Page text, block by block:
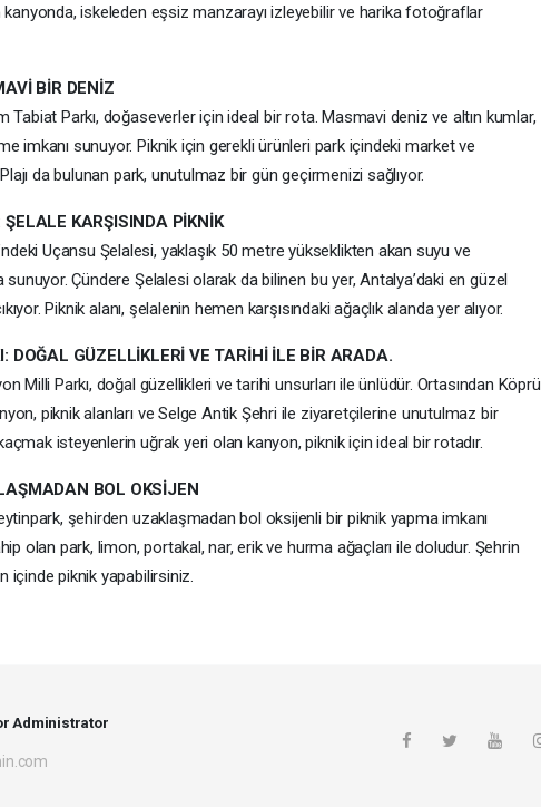
iskeleden eşsiz manzarayı izleyebilir ve harika fotoğraflar
BİR DENİZ
Parkı, doğaseverler için ideal bir rota. Masmavi deniz ve altın kumlar,
imkanı sunuyor. Piknik için gerekli ürünleri park içindeki market ve
da bulunan park, unutulmaz bir gün geçirmenizi sağlıyor.
KARŞISINDA PİKNİK
Uçansu Şelalesi, yaklaşık 50 metre yükseklikten akan suyu ve
Çündere Şelalesi olarak da bilinen bu yer, Antalya’daki en güzel
Piknik alanı, şelalenin hemen karşısındaki ağaçlık alanda yer alıyor.
DOĞAL GÜZELLİKLERİ VE TARİHİ İLE BİR ARADA.
Milli Parkı, doğal güzellikleri ve tarihi unsurları ile ünlüdür. Ortasından Köprü
piknik alanları ve Selge Antik Şehri ile ziyaretçilerine unutulmaz bir
isteyenlerin uğrak yeri olan kanyon, piknik için ideal bir rotadır.
BOL OKSİJEN
şehirden uzaklaşmadan bol oksijenli bir piknik yapma imkanı
olan park, limon, portakal, nar, erik ve hurma ağaçları ile doludur. Şehrin
içinde piknik yapabilirsiniz.
Administrator